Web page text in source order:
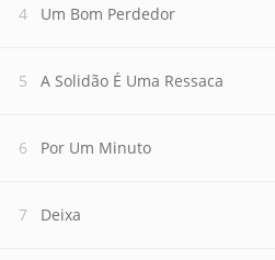
Um Bom Perdedor
A Solidão É Uma Ressaca
Por Um Minuto
Deixa